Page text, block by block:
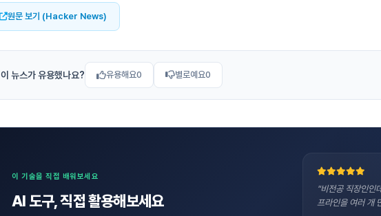
원문 보기 (Hacker News)
이 뉴스가 유용했나요? 유용해요0 별로예요0
이 기술을 직접 배워보세요
AI 도구, 직접 활용해보세요
"비전공 직장인인
프라인을 여러 개